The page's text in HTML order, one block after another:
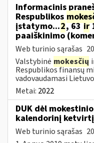
Informacinis
Respublikos
įstatymo...2, 63ir
paaiškinimo
Web turinio sąrašas
Valstybinė mokesčių
Respublikos finansų
vadovaudamasi
Metai: 2022
DUK dėl
kalendorinį ketvirtį
Web turinio sąrašas